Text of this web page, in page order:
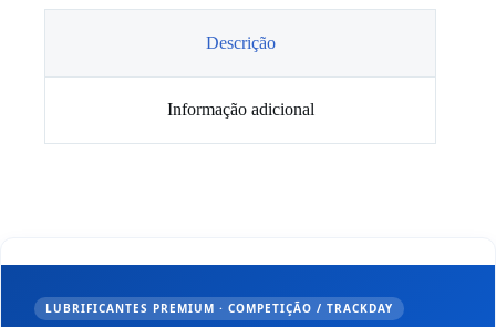
Descrição
Informação adicional
LUBRIFICANTES PREMIUM · COMPETIÇÃO / TRACKDAY